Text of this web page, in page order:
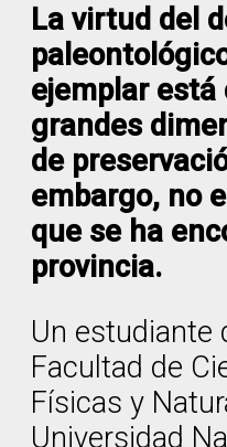
La virtud del
ejemplar
grandes
de
embargo, no
que se ha
provincia.
Un estudiante
Facultad de
Físicas y
Universidad